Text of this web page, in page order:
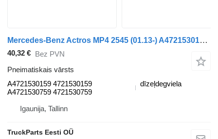
Mercedes-Benz Actros MP4 2545 (01.13-) A4721530159 pneimatiskais vārsts paredzēts Mercedes-Benz Actros MP4 Antos Arocs (2012-) vilcēja
40,32 € Bez PVN
Pneimatiskais vārsts
A4721530159 4721530159
A4721530759 4721530759
dīzeļdegviela
Igaunija, Tallinn
TruckParts Eesti OÜ